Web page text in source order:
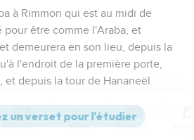
à Rimmon qui est au midi de
pour être comme l'Araba, et
demeurera en son lieu, depuis la
l'endroit de la première porte,
et depuis la tour de Hananeël
aura plus d'anathème ; et
Commentaires Strong